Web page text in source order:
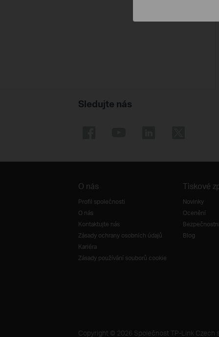
Sledujte nás
O nás
Profil společnosti
O nás
Kontaktujte nás
Zásady ochrany osobních údajů
Kariéra
Zásady používání souborů cookie
Tiskové
Novinky
Ocenění
Blog
Copyright © 2026 Společnost TP-Link Czech